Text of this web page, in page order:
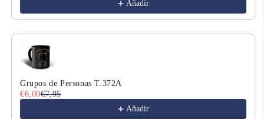
Añadir
Grupos de Personas T.372A
€6,00€7,95
Añadir